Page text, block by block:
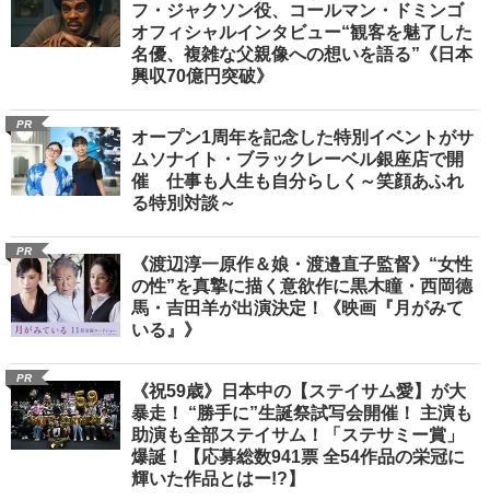
フ・ジャクソン役、コールマン・ドミンゴ
オフィシャルインタビュー“観客を魅了した
名優、複雑な父親像への想いを語る”《日本
興収70億円突破》
PR
オープン1周年を記念した特別イベントがサ
ムソナイト・ブラックレーベル銀座店で開
催 仕事も人生も自分らしく～笑顔あふれ
る特別対談～
PR
《渡辺淳一原作＆娘・渡邉直子監督》“女性
の性”を真摯に描く意欲作に黒木瞳・西岡德
馬・吉田羊が出演決定！《映画『月がみて
いる』》
PR
《祝59歳》日本中の【ステイサム愛】が大
暴走！ “勝手に”生誕祭試写会開催！ 主演も
助演も全部ステイサム！「ステサミー賞」
爆誕！【応募総数941票 全54作品の栄冠に
輝いた作品とはー!?】